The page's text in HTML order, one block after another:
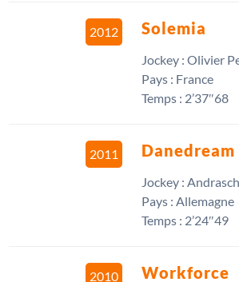
2012 Solemia
Jockey : Olivier
Pays : France
Temps : 2’37″68
2011 Danedream
Jockey :
Pays : Allemagne
Temps : 2’24″49
2010 Workforce